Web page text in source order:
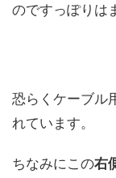
のですっぽりは
恐らくケーブル
れています。
ちなみにこの右